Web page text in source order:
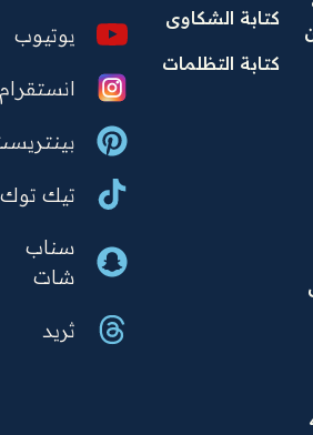
كتابة الشكاوى
كتابة التظلمات
يوتيوب
انستقرام
تيك توك
سناب
شات
ثريد